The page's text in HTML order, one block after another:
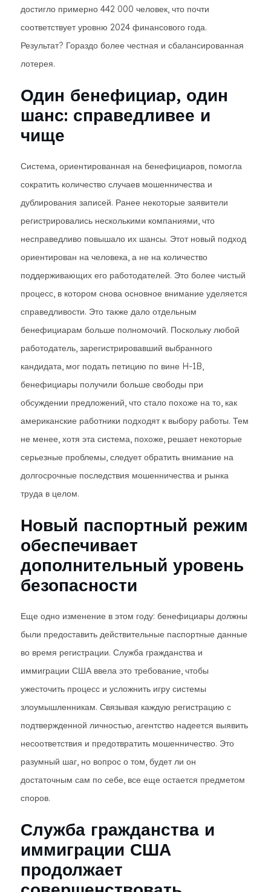
достигло примерно 442 000 человек, что почти
соответствует уровню 2024 финансового года.
Результат? Гораздо более честная и сбалансированная
лотерея.
Один бенефициар, один
шанс: справедливее и
чище
Система, ориентированная на бенефициаров, помогла
сократить количество случаев мошенничества и
дублирования записей. Ранее некоторые заявители
регистрировались несколькими компаниями, что
несправедливо повышало их шансы. Этот новый подход
ориентирован на человека, а не на количество
поддерживающих его работодателей. Это более чистый
процесс, в котором снова основное внимание уделяется
справедливости. Это также дало отдельным
бенефициарам больше полномочий. Поскольку любой
работодатель, зарегистрировавший выбранного
кандидата, мог подать петицию по вине H-1B,
бенефициары получили больше свободы при
обсуждении предложений, что стало похоже на то, как
американские работники подходят к выбору работы. Тем
не менее, хотя эта система, похоже, решает некоторые
серьезные проблемы, следует обратить внимание на
долгосрочные последствия мошенничества и рынка
труда в целом.
Новый паспортный режим
обеспечивает
дополнительный уровень
безопасности
Еще одно изменение в этом году: бенефициары должны
были предоставить действительные паспортные данные
во время регистрации. Служба гражданства и
иммиграции США ввела это требование, чтобы
ужесточить процесс и усложнить игру системы
злоумышленникам. Связывая каждую регистрацию с
подтвержденной личностью, агентство надеется выявить
несоответствия и предотвратить мошенничество. Это
разумный шаг, но вопрос о том, будет ли он
достаточным сам по себе, все еще остается предметом
споров.
Служба гражданства и
иммиграции США
продолжает